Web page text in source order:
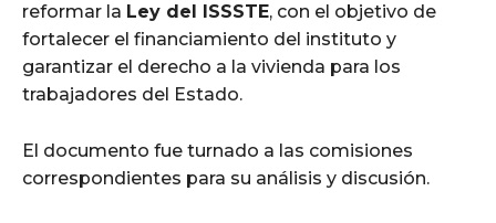
reformar la Ley del ISSSTE, con el objetivo de
fortalecer el financiamiento del instituto y
garantizar el derecho a la vivienda para los
trabajadores del Estado.
El documento fue turnado a las comisiones
correspondientes para su análisis y discusión.